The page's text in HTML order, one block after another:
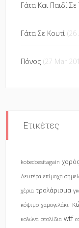
Γάτα Και Παιδί
Γάτα Σε Κουτί (26
Πόνος (27 Mar
Ετικέτες
kobedoesitagain χορός
Δευτέρα επίμαχα
χέρια τρολάρισμα
κόψιμο χαμογελάκι
κολώνα στολίδια wtf